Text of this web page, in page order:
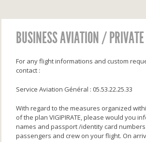
BUSINESS AVIATION /
For any flight informations and custom
contact :
Service Aviation Général : 05.53.22.25.33
With regard to the measures organized
of the plan VIGIPIRATE, please would you
names and passport /identity card
passengers and crew on your flight. On